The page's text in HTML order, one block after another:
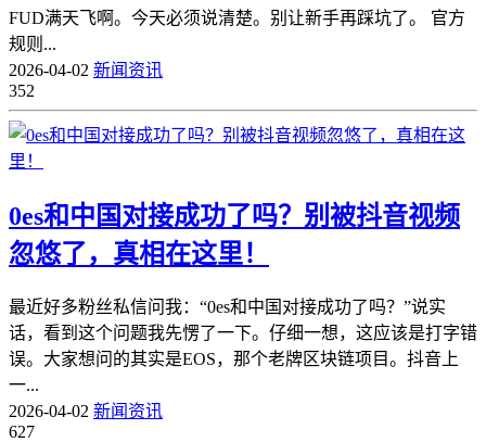
FUD满天飞啊。今天必须说清楚。别让新手再踩坑了。 官方
规则...
2026-04-02 新闻资讯
352
0es和中国对接成功了吗？别被抖音视频
忽悠了，真相在这里！
最近好多粉丝私信问我：“0es和中国对接成功了吗？”说实
话，看到这个问题我先愣了一下。仔细一想，这应该是打字错
误。大家想问的其实是EOS，那个老牌区块链项目。抖音上
一...
2026-04-02 新闻资讯
627